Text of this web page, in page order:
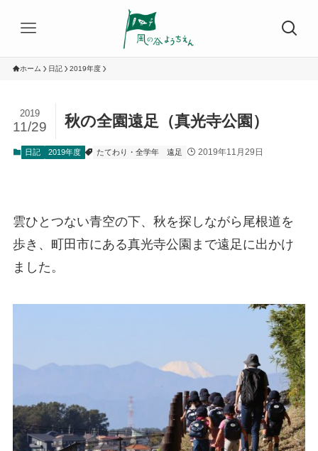
ホーム 日記 2019年度
秋の全園遠足（真光寺公園）
2019
11/29
日記 2019年度 たてわり・全学年 遠足 2019年11月29日
雲ひとつない青空の下、秋を探しながら尾根道を
歩き、町田市にある真光寺公園まで遠足に出かけ
ました。